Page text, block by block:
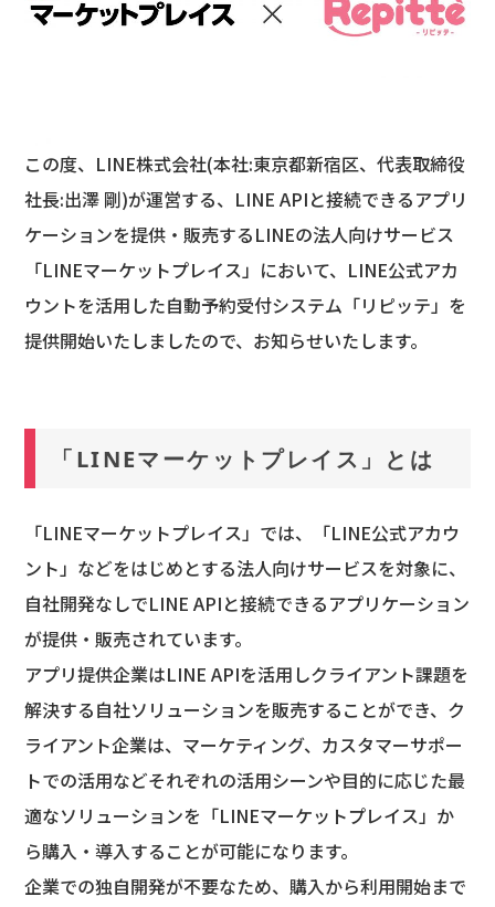
この度、LINE株式会社(本社:東京都新宿区、代表取締役
社⻑:出澤 剛)が運営する、LINE APIと接続できるアプリ
ケーションを提供・販売するLINEの法人向けサービス
「LINEマーケットプレイス」において、LINE公式アカ
ウントを活用した自動予約受付システム「リピッテ」を
提供開始いたしましたので、お知らせいたします。
「LINEマーケットプレイス」とは
「LINEマーケットプレイス」では、「LINE公式アカウ
ント」などをはじめとする法人向けサービスを対象に、
自社開発なしでLINE APIと接続できるアプリケーション
が提供・販売されています。
アプリ提供企業はLINE APIを活用しクライアント課題を
解決する自社ソリューションを販売することができ、ク
ライアント企業は、マーケティング、カスタマーサポー
トでの活用などそれぞれの活用シーンや目的に応じた最
適なソリューションを「LINEマーケットプレイス」か
ら購入・導入することが可能になります。
企業での独自開発が不要なため、購入から利用開始まで